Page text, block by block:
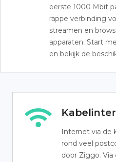
eerste 1000 Mbit
rappe verbinding
streamen en
apparaten. Start
en bekijk de
Internet via de
rond veel
door Ziggo. Via